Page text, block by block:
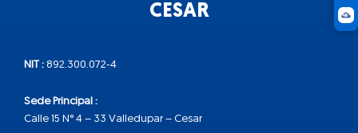
CESAR
NIT : 892.300.072-4
Sede Principal :
Calle 15 N° 4 – 33 Valledupar – Cesar